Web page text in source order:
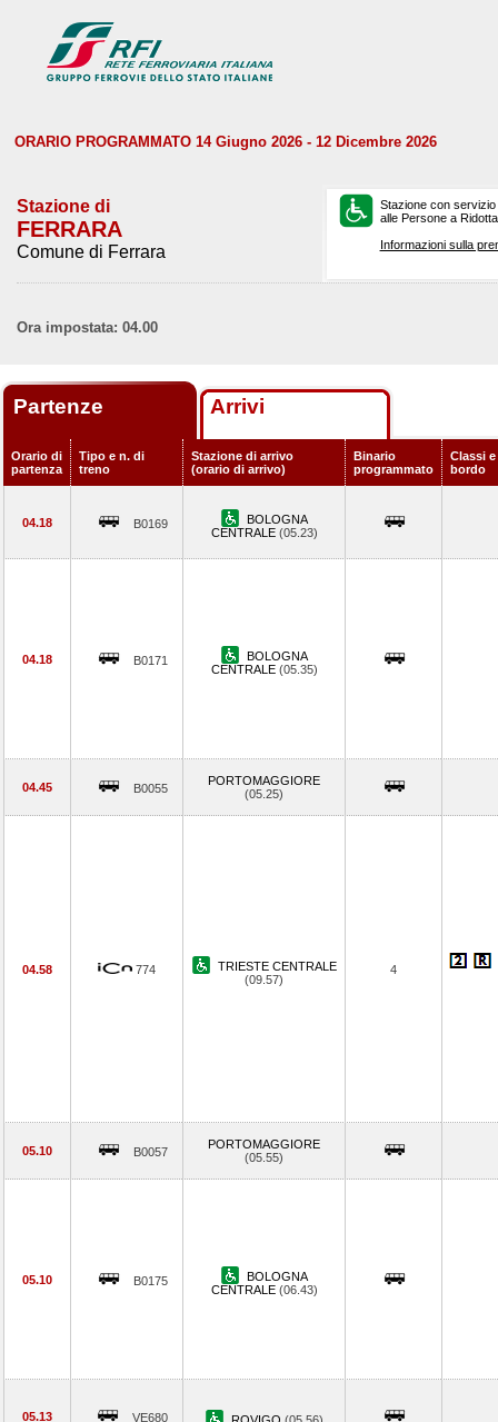
ORARIO PROGRAMMATO 14 Giugno 2026 - 12 Dicembre 2026
Stazione di
FERRARA
Comune di Ferrara
Stazione con
alle Persone a
Informazioni sulla
Ora impostata: 04.00
Partenze Arrivi
Orario di
partenza
Tipo e n. di
treno
Stazione di arrivo
(orario di arrivo)
Binario
programmato
Classi
bordo
04.18 B0169
BOLOGNA
CENTRALE (05.23)
04.18 B0171
BOLOGNA
CENTRALE (05.35)
04.45 B0055
PORTOMAGGIORE
(05.25)
04.58 774
TRIESTE CENTRALE
(09.57)
4
05.10 B0057
PORTOMAGGIORE
(05.55)
05.10 B0175
BOLOGNA
CENTRALE (06.43)
05.13 VE680